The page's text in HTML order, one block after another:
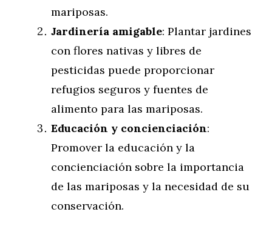
mariposas.
Jardinería amigable: Plantar jardines
con flores nativas y libres de
pesticidas puede proporcionar
refugios seguros y fuentes de
alimento para las mariposas.
Educación y concienciación:
Promover la educación y la
concienciación sobre la importancia
de las mariposas y la necesidad de su
conservación.